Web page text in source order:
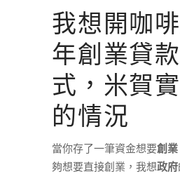
我想開咖
年創業貸
式，米賀
的情況
當你存了一筆資金想要創業
夠想要直接創業，我想政府